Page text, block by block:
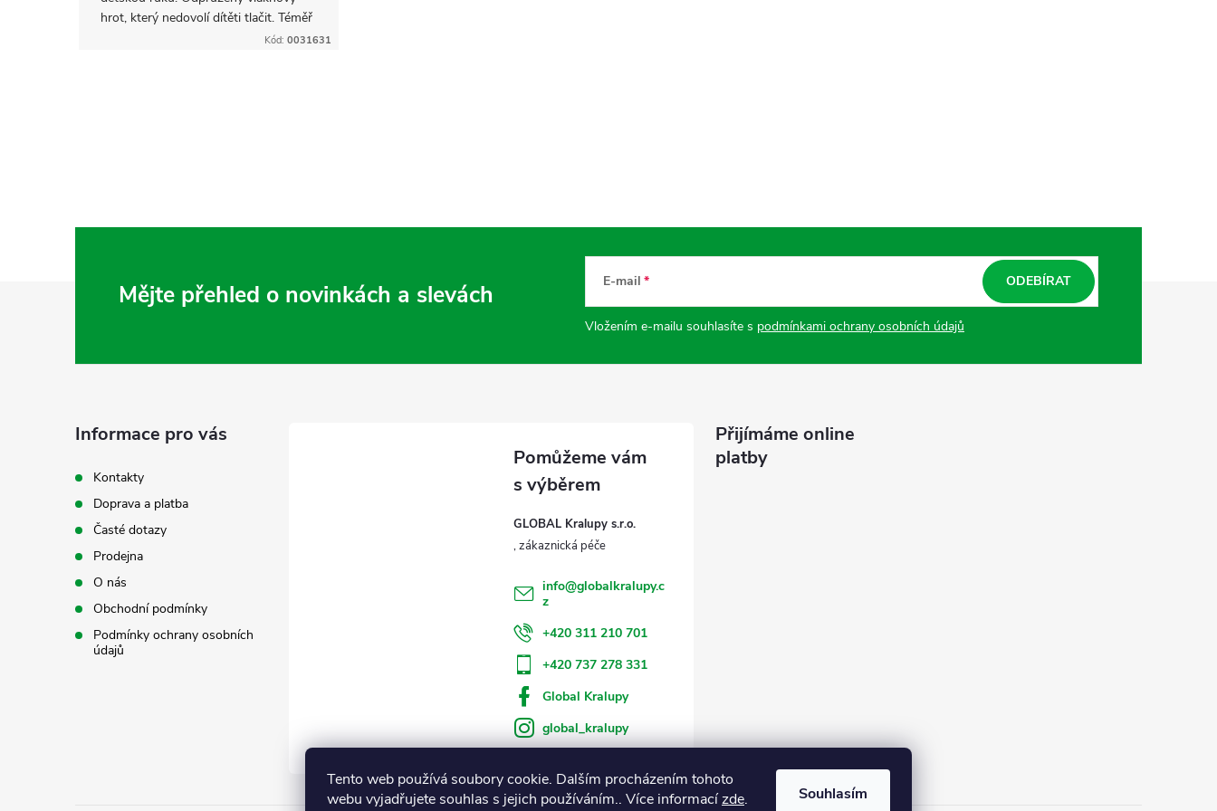
Tento web používá soubory cookie. Dalším procházením tohoto
webu vyjadřujete souhlas s jejich používáním.. Více informacízde. Souhlasím
hrot, který nedovolí dítěti tlačit. Téměř
nezničitelný. Protiskluzový povrch a
Kód: 0031631
á
í
r
v
k
y
v
ý
Mějte přehled o novinkách a slevách E-mail
Vložením e-mailu souhlasíte s podmínkami ochrany osobních údajů
ODEBÍRAT
Informace pro vás
Kontakty
Doprava a platba
Časté dotazy
Prodejna
O nás
Obchodní podmínky
Podmínky ochrany osobních
údajů
GLOBAL Kralupy s.r.o.
info@globalkralupy.c
z
+420 311 210 701
+420 737 278 331
Global Kralupy
global_kralupy
Přijímáme online
platby